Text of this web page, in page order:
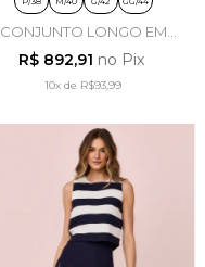
CONJUNTO LONGO EM
POLIESTER LISTRADO -
ARTSY
R$ 892,91 no Pix
10x de R$93,99